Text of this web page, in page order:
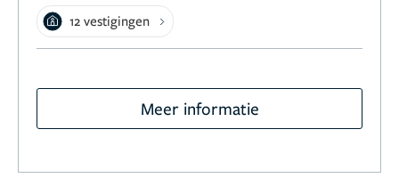
12 vestigingen
Meer informatie